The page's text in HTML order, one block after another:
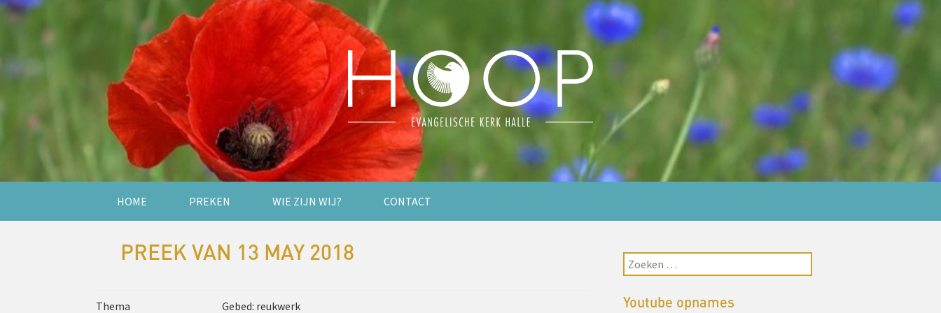
HOME PREKEN WIE ZIJN WIJ? CONTACT
PREEK VAN 13 MAY 2018
Thema Gebed: reukwerk Youtube opnames